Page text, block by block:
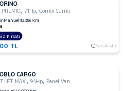
PREMIO,71Hp,Combi Camlı
Manuel112.386 Km
TL Karşılaştır
Fırsatı
CARGO
MAXI ,94Hp, Panel Van